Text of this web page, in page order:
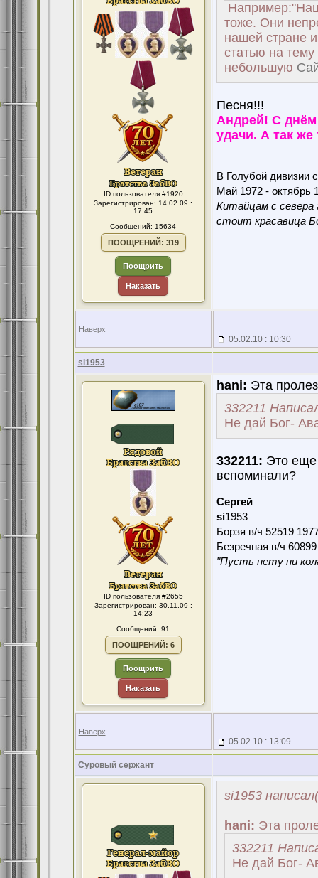
ID пользователя #1920
Зарегистрирован: 14.02.09 :
17:45
Сообщений: 15634
ПООЩРЕНИЙ: 319
Поощрить
Наказать
тоже. Они
нашей стране
статью на
небольшую
Песня!!!
Андрей! С днём
удачи. А так
В Голубой дивизии
Май 1972 - октябрь
Китайцам с севера
стоит красавица
Наверх
05.02.10 : 10:30
si1953
ID пользователя #2655
Зарегистрирован: 30.11.09 :
14:23
Сообщений: 91
ПООЩРЕНИЙ: 6
Поощрить
Наказать
hani: Эта
332211
Не дай Бог-
332211: Это еще
вспоминали?
Сергей
si1953
Борзя в/ч 52519
Безречная в/ч
"Пусть нету ни
Наверх
05.02.10 : 13:09
Суровый сержант
. si1953
hani: Эта
332211
Не дай Бог-